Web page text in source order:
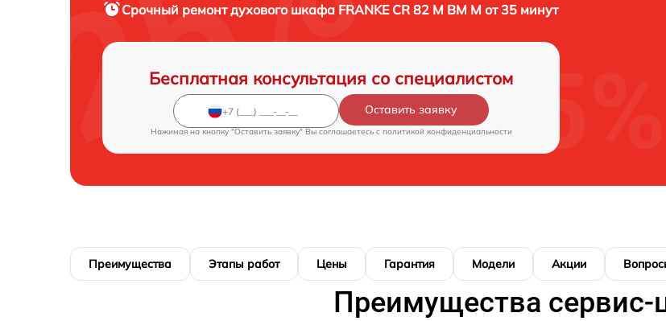
Срочный ремонтдухового шкафа FRANKE CR 82 M BM M от 35 минут
Бесплатная консультация со специалистом
Оставить заявку
Нажимая на кнопку "Оставить заявку" Вы соглашаетесь c политикой конфиденциальности
Преимущества Этапы работ Цены Гарантия Модели Акции
Преимущества сервис-